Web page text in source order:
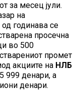
за месец јули.
на
годинава се
просечна
во 500
промет
акциите на НЛБ
999 денари, а
денари.